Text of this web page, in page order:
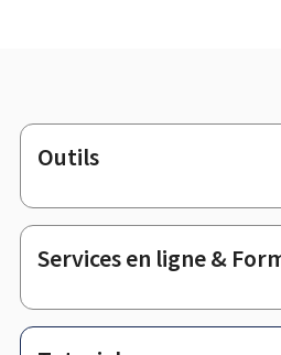
Pied
de
page
Outils
Services en ligne &